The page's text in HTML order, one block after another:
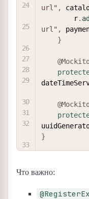
url" ,
        r
.
url" ,
}
}
Что важно: